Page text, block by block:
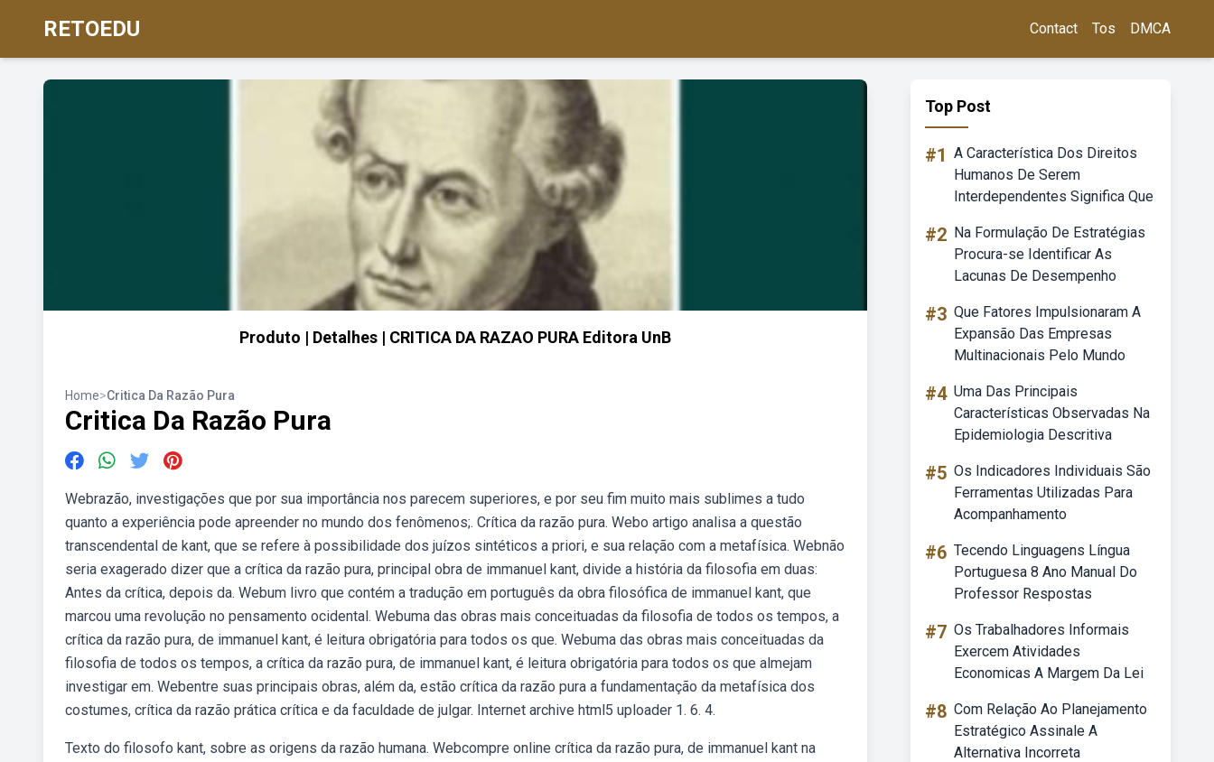
RETOEDU Contact Tos DMCA
Produto | Detalhes | CRITICA DA RAZAO PURA Editora UnB
Home>Critica Da Razão Pura
Critica Da Razão Pura
Webrazão, investigações que por sua importância nos parecem superiores, e por seu fim muito mais sublimes a tudo
quanto a experiência pode apreender no mundo dos fenômenos;. Crítica da razão pura. Webo artigo analisa a questão
transcendental de kant, que se refere à possibilidade dos juízos sintéticos a priori, e sua relação com a metafísica. Webnão
seria exagerado dizer que a crítica da razão pura, principal obra de immanuel kant, divide a história da filosofia em duas:
Antes da crítica, depois da. Webum livro que contém a tradução em português da obra filosófica de immanuel kant, que
marcou uma revolução no pensamento ocidental. Webuma das obras mais conceituadas da filosofia de todos os tempos, a
crítica da razão pura, de immanuel kant, é leitura obrigatória para todos os que. Webuma das obras mais conceituadas da
filosofia de todos os tempos, a crítica da razão pura, de immanuel kant, é leitura obrigatória para todos os que almejam
investigar em. Webentre suas principais obras, além da, estão crítica da razão pura a fundamentação da metafísica dos
costumes, crítica da razão prática crítica e da faculdade de julgar. Internet archive html5 uploader 1. 6. 4.
Texto do filosofo kant, sobre as origens da razão humana. Webcompre online crítica da razão pura, de immanuel kant na
Top Post
#1 A Característica Dos Direitos
Humanos De Serem
Interdependentes Significa Que
#2 Na Formulação De Estratégias
Procura-se Identificar As
Lacunas De Desempenho
#3 Que Fatores Impulsionaram A
Expansão Das Empresas
Multinacionais Pelo Mundo
#4 Uma Das Principais
Características Observadas Na
Epidemiologia Descritiva
#5 Os Indicadores Individuais São
Ferramentas Utilizadas Para
Acompanhamento
#6 Tecendo Linguagens Língua
Portuguesa 8 Ano Manual Do
Professor Respostas
#7 Os Trabalhadores Informais
Exercem Atividades
Economicas A Margem Da Lei
#8 Com Relação Ao Planejamento
Estratégico Assinale A
Alternativa Incorreta